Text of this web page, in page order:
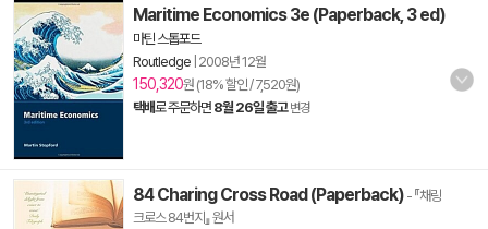
Maritime Economics 3e (Paperback, 3 ed)
마틴 스톱포드
Routledge 2008년 12월
150,320원 (18% 할인 / 7,520원)
택배로 주문하면 8월 26일 출고 변경
84 Charing Cross Road (Paperback) - 『채링
크로스 84번지』 원서